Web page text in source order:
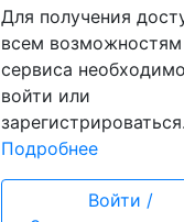
Для получения
всем возможностям
сервиса
войти или
Подробнее
Войти /